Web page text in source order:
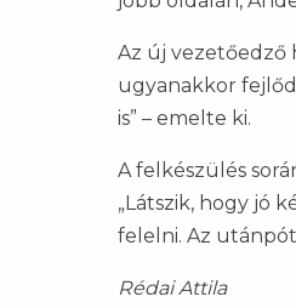
Az új vezetőedző
ugyanakkor
is” – emelte ki.
A felkészülés
„Látszik, hogy jó
felelni. Az
Rédai Attila